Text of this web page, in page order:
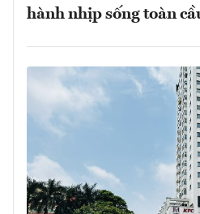
hành nhịp sống toàn